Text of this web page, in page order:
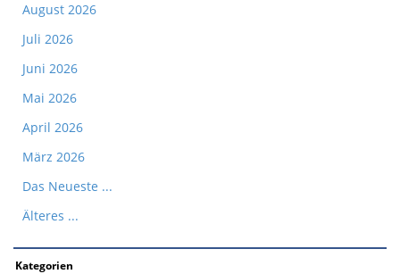
August 2026
Juli 2026
Juni 2026
Mai 2026
April 2026
März 2026
Das Neueste ...
Älteres ...
Kategorien